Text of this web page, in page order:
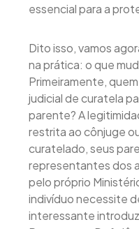
essencial para a
Dito isso, vamos
na prática: o que
Primeiramente,
judicial de curatela
parente? A
restrita ao cônjuge
curatelado, seus
representantes dos
pelo próprio
indivíduo necessite
interessante